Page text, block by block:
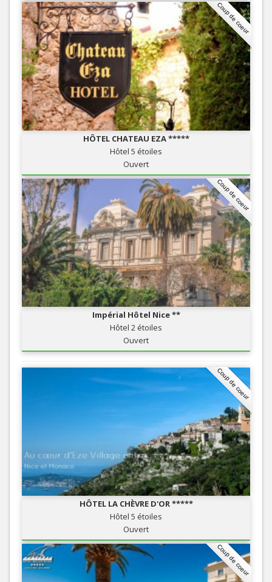
Coup de coeur
HÔTEL CHATEAU EZA *****
Hôtel 5 étoiles
Ouvert
Coup de coeur
Impérial Hôtel Nice **
Hôtel 2 étoiles
Ouvert
Coup de coeur
HÔTEL LA CHÈVRE D'OR *****
Hôtel 5 étoiles
Ouvert
Coup de coeur